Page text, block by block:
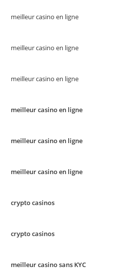
meilleur casino en ligne
meilleur casino en ligne
meilleur casino en ligne
meilleur casino en ligne
meilleur casino en ligne
meilleur casino en ligne
crypto casinos
crypto casinos
meilleur casino sans KYC